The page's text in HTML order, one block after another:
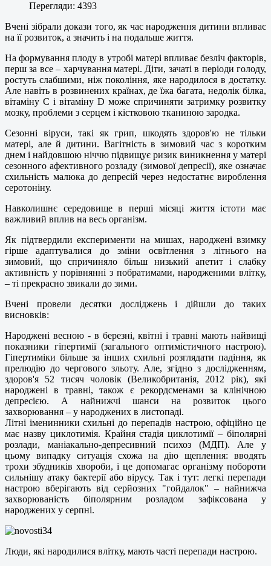
Перегляди: 4393
Вчені зібрали докази того, як час народження дитини впливає
на її розвиток, а значить і на подальше життя.
На формування плоду в утробі матері впливає безліч факторів,
перш за все – харчування матері. Діти, зачаті в періоди голоду,
ростуть слабшими, ніж покоління, яке народилося в достатку.
Але навіть в розвинених країнах, де їжа багата, недолік білка,
вітаміну C і вітаміну D може спричиняти затримку розвитку
мозку, проблеми з серцем і кістковою тканиною зародка.
Сезонні віруси, такі як грип, шкодять здоров'ю не тільки
матері, але й дитини. Вагітність в зимовий час з коротким
днем ​​і найдовшою ніччю підвищує ризик виникнення у матері
сезонного афективного розладу (зимової депресії), яке означає
схильність малюка до депресій через недостатнє вироблення
серотоніну.
Навколишнє середовище в перші місяці життя істоти має
важливий вплив на весь організм.
Як підтвердили експерименти на мишах, народжені взимку
гірше адаптувалися до зміни освітлення з літнього на
зимовий, що спричиняло більш низький апетит і слабку
активність у порівнянні з побратимами, народженими влітку,
– ті прекрасно звикали до зими.
Вчені провели десятки досліджень і дійшли до таких
висновків:
Народжені весною - в березні, квітні і травні мають найвищі
показники гіпертимії (загального оптимістичного настрою).
Гіпертиміки більше за інших схильні розглядати падіння, як
прелюдію до чергового зльоту. Але, згідно з дослідженням,
здоров'я 52 тисяч чоловік (Великобританія, 2012 рік), які
народжені в травні, також є рекордсменами за клінічною
депресією. А найнижчі шанси на розвиток цього
захворювання – у народжених в листопаді.
Літні іменинники схильні до перепадів настрою, офіційно це
має назву циклотимія. Крайня стадія циклотимії – біполярні
розлади, маніакально-депресивний психоз (МДП). Але у
цьому випадку ситуація схожа на дію щеплення: вводять
трохи збудників хвороби, і це допомагає організму побороти
сильнішу атаку бактерії або вірусу. Так і тут: легкі перепади
настрою вберігають від серйозних "гойдалок" – найнижча
захворюваність біполярним розладом зафіксована у
народжених у серпні.
Люди, які народилися влітку, мають часті перепади настрою.